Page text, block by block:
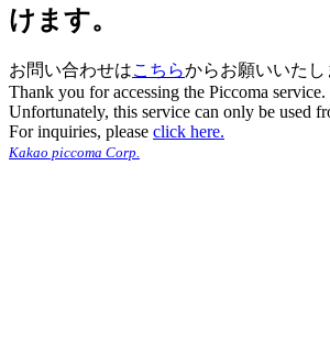
けます。
お問い合わせはこちらからお願いいたし
Thank you for accessing the Piccoma service.
Unfortunately, this service can only be used
For inquiries, please click here.
Kakao piccoma Corp.